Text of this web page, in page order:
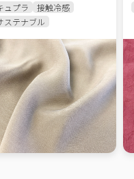
ュプラ
接触冷感
ステナブル